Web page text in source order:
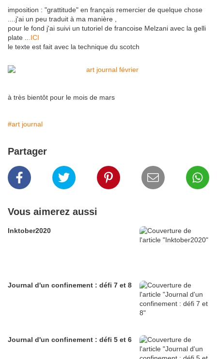
imposition : "grattitude" en français remercier de quelque chose
....j'ai un peu traduit à ma manière ,
pour le fond j'ai suivi un tutoriel de francoise Melzani avec la gelli
plate ..
.ICI
le texte est fait avec la technique du scotch
à très bientôt pour le mois de mars
#art journal
Partager
Vous aimerez aussi
Inktober2020
Journal d'un confinement : défi 7 et 8
Journal d'un confinement : défi 5 et 6